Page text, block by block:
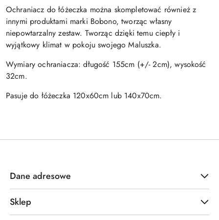
Ochraniacz do łóżeczka można skompletować również z
innymi produktami marki Bobono, tworząc własny
niepowtarzalny zestaw. Tworząc dzięki temu ciepły i
wyjątkowy klimat w pokoju swojego Maluszka.
Wymiary ochraniacza: długość 155cm (+/- 2cm), wysokość
32cm.
Pasuje do łóżeczka 120x60cm lub 140x70cm.
Dane adresowe
Sklep